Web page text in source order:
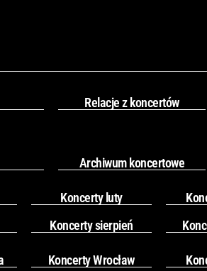
Relacje z koncertów
Archiwum koncertowe
Koncerty luty
Koncerty sierpień
Koncerty Wrocław